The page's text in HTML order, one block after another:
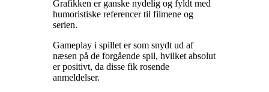
Grafikken er ganske nydelig og fyldt med
humoristiske referencer til filmene og
serien.
Gameplay i spillet er som snydt ud af
næsen på de forgående spil, hvilket absolut
er positivt, da disse fik rosende
anmeldelser.